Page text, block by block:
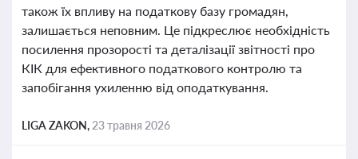
також їх впливу на податкову базу громадян,
залишається неповним. Це підкреслює необхідність
посилення прозорості та деталізації звітності про
КІК для ефективного податкового контролю та
запобігання ухиленню від оподаткування.
LIGA ZAKON, 23 травня 2026